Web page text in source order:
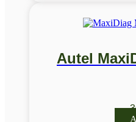
Autel